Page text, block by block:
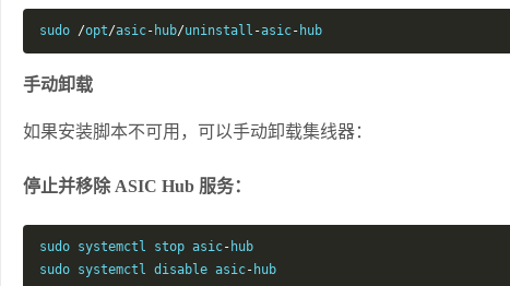
sudo /opt/asic- hub/uninstall -asic- hub
手动卸载
如果安装脚本不可用，可以手动卸载集线器：
停止并移除 ASIC Hub 服务：
sudo systemctl stop asic- hub
sudo systemctl disable asic- hub